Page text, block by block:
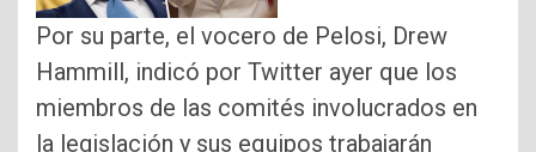
Por su parte, el vocero de Pelosi, Drew
Hammill, indicó por Twitter ayer que los
miembros de las comités involucrados en
la legislación y sus equipos trabajarán